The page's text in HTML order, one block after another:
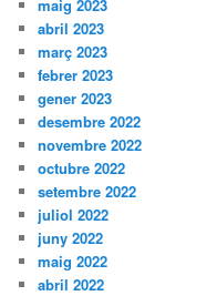
maig 2023
abril 2023
març 2023
febrer 2023
gener 2023
desembre 2022
novembre 2022
octubre 2022
setembre 2022
juliol 2022
juny 2022
maig 2022
abril 2022